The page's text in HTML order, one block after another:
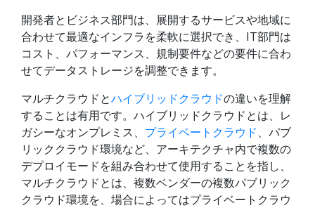
開発者とビジネス部門は、展開するサービスや地域に
合わせて最適なインフラを柔軟に選択でき、IT部門は
コスト、パフォーマンス、規制要件などの要件に合わ
せてデータストレージを調整できます。
マルチクラウドとハイブリッドクラウドの違いを理解
することは有用です。ハイブリッドクラウドとは、レ
ガシーなオンプレミス、 プライベートクラウド、パブ
リッククラウド環境など、アーキテクチャ内で複数の
デプロイモードを組み合わせて使用することを指し、
マルチクラウドとは、複数ベンダーの複数パブリック
クラウド環境を、場合によってはプライベートクラウ